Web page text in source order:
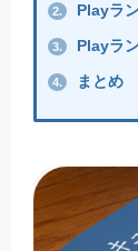
2. Playラ
3. Playラ
4. まとめ